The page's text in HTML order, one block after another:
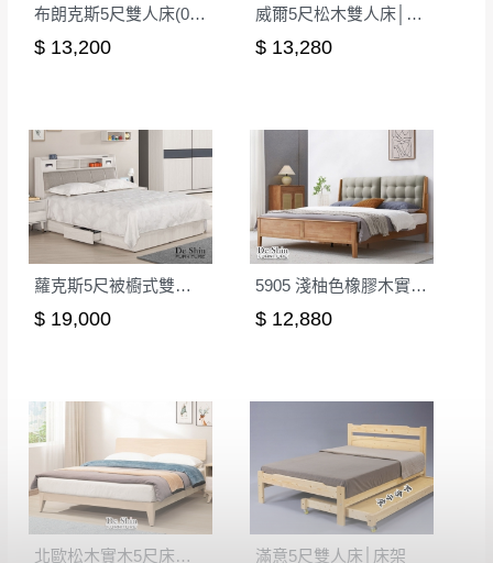
布朗克斯5尺雙人床(048)│床架
$ 13,200
威爾5尺松木雙人床│床架
$ 13,280
蘿克斯5尺被櫥式雙人床│床架
$ 19,000
5905 淺柚色橡膠木實木5尺雙人床│床架
$ 12,880
北歐松木實木5尺床台│床架 滿意5尺雙人床│床架